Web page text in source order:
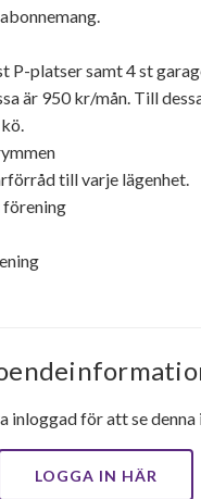
P-platser samt 4 st
är 950 kr/mån. Till
till varje lägenhet.
förening
inloggad för att se
LOGGA IN HÄR